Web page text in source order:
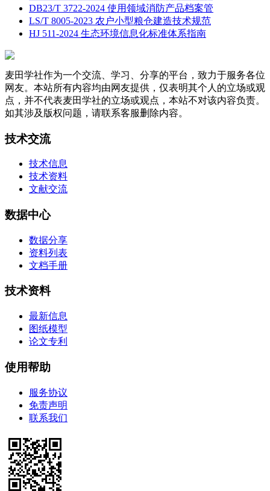
DB23/T 3722-2024 使用领域消防产品档案管
LS/T 8005-2023 农户小型粮仓建造技术规范
HJ 511-2024 生态环境信息化标准体系指南
麦田学社作为一个交流、学习、分享的平台，致力于服务各位
网友。本站所有内容均由网友提供，仅表明其个人的立场或观
点，并不代表麦田学社的立场或观点，本站不对该内容负责。
如其涉及版权问题，请联系客服删除内容。
技术交流
技术信息
技术资料
文献交流
数据中心
数据分享
资料列表
文档手册
技术资料
最新信息
图纸模型
论文专利
使用帮助
服务协议
免责声明
联系我们